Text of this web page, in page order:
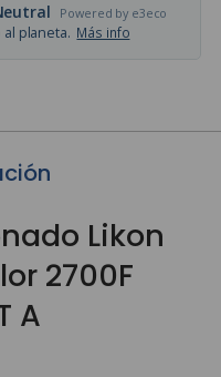
Powered by e3eco
planeta. Más info
Likon
2700F
A